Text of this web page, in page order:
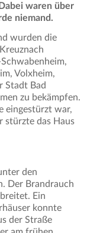
waren über
niemand.
wurden die
Volxheim,
Stadt Bad
zu bekämpfen.
eingestürzt war,
stürzte das Haus
den
Der Brandrauch
Ein
konnte
der Straße